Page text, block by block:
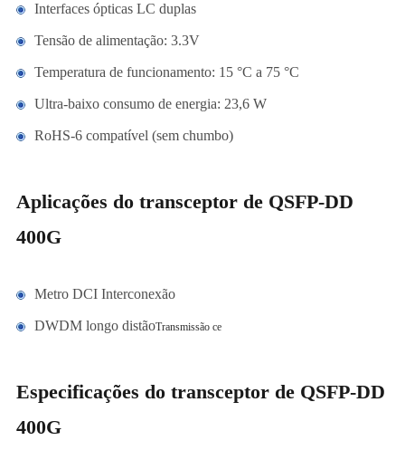
Interfaces ópticas LC duplas
Tensão de alimentação: 3.3V
Temperatura de funcionamento: 15 °C a 75 °C
Ultra-baixo consumo de energia: 23,6 W
RoHS-6 compatível (sem chumbo)
Aplicações do transceptor de QSFP-DD
400G
Metro DCI Interconexão
DWDM longo distãoTransmissão ce
Especificações do transceptor de QSFP-DD
400G